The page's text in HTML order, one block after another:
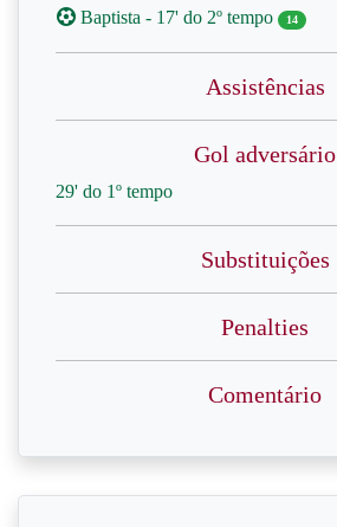
Baptista - 17' do 2º tempo 14
Assistências
Gol adversário
29' do 1º tempo
Substituições
Penalties
Comentário